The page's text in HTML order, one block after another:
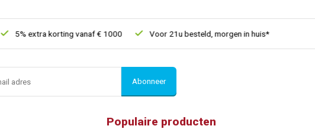
5% extra korting vanaf € 1000 Voor 21u besteld, morgen in huis*
Abonneer
Populaire producten